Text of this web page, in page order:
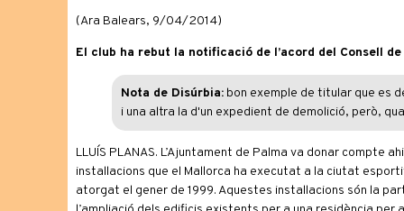
(Ara Balears, 9/04/2014)
El club ha rebut la notificació de l’acord del Consell
Nota de Disúrbia:bon exemple de titular que es
i una altra la d'un expedient de demolició, però,
LLUÍS PLANAS. L’Ajuntament de Palma va donar compte
instal·lacions que el Mallorca ha executat a la ciutat
atorgat el gener de 1999. Aquestes instal·lacions són la